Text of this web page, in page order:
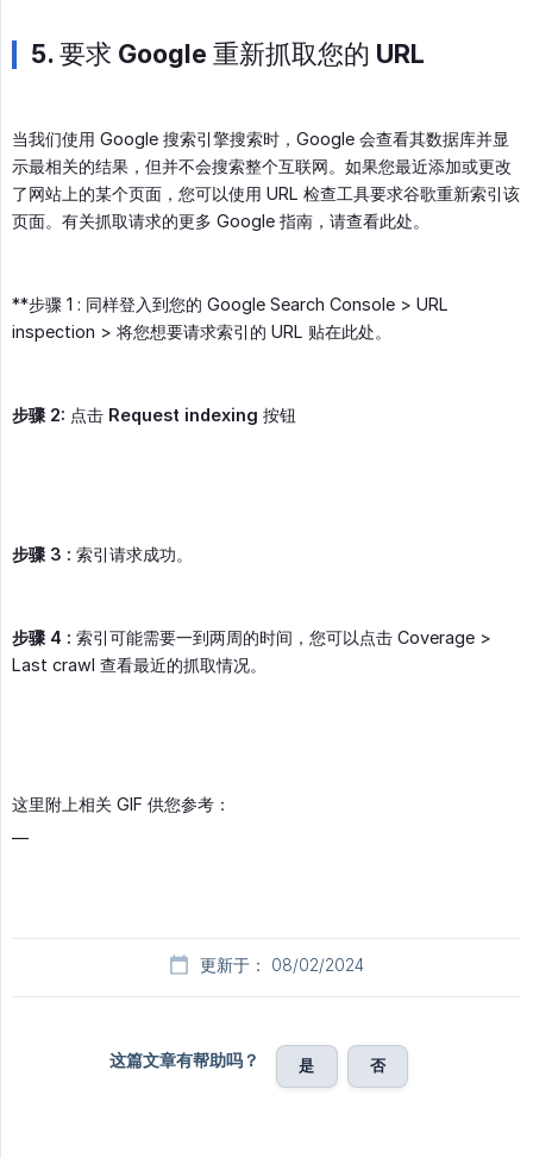
5. 要求 Google 重新抓取您的 URL
当我们使用 Google 搜索引擎搜索时，Google 会查看其数据库并显
示最相关的结果，但并不会搜索整个互联网。如果您最近添加或更改
了网站上的某个页面，您可以使用 URL 检查工具要求谷歌重新索引该
页面。有关抓取请求的更多 Google 指南，请查看此处。
**步骤 1 : 同样登入到您的 Google Search Console > URL
inspection > 将您想要请求索引的 URL 贴在此处。
步骤 2: 点击 Request indexing 按钮
步骤 3 : 索引请求成功。
步骤 4 : 索引可能需要一到两周的时间，您可以点击 Coverage >
Last crawl 查看最近的抓取情况。
这里附上相关 GIF 供您参考：
更新于： 08/02/2024
这篇文章有帮助吗？ 是 否